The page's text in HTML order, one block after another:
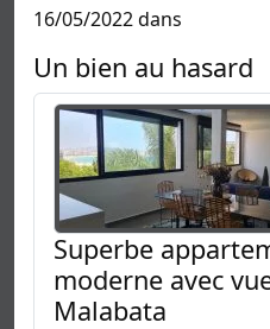
16/05/2022 dans
Un bien au hasard
Superbe
moderne avec
Malabata